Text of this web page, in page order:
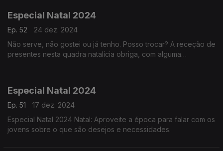
Especial Natal 2024
Ep. 52
24 dez. 2024
Não serve, não gostei ou já tenho. Posso trocar? A receção de
presentes nesta quadra natalícia obriga, com alguma
Especial Natal 2024
Ep. 51
17 dez. 2024
Especial Natal 2024 Natal: Aproveite a época para falar com os
jovens sobre o que são desejos e necessidades.